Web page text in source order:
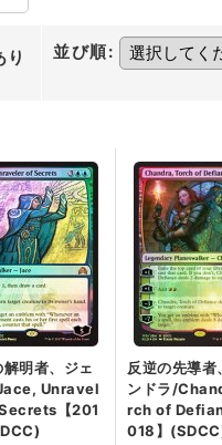
り 並び順:
明者、ジェ
Unravel
【201
反逆の先導者
ンドラ/
rch of
018】